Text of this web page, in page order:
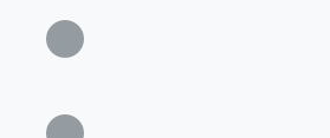
Загрузка...
Загрузка...